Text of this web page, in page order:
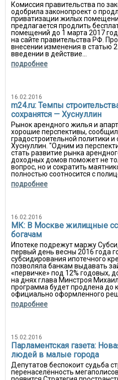
Комиссия правительства по
одобрила законопроект о
приватизации жилых
предлагается продлить
помещений до 1 марта 2017
на сайте правительства РФ.
внесении изменения в статью
введении в действие...
подробнее
16.02.2016
m24.ru: Темпы
сохранятся — Хуснуллин
Рынок арендного жилья и
хорошие перспективы,
градостроительной политики
Хуснуллин. "Одним из
стать развитие рынка
доходных домов поможет не
вопрос, но и сократить
полностью соотносится с
подробнее
16.02.2016
МК: В Москве жилищные
богачам
Ипотеке подрежут маржу
первый день весны 2016 года
субсидирования ипотечного
позволяла банкам выдавать
«первичке» под 12% годовых,
на днях глава Минстроя
программа будет продлена до
официально оформленного
подробнее
15.02.2016
Парламентская газета:
людей в малые города
Депутатов беспокоит судьба
перенаселённость